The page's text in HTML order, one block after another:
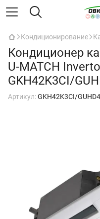
Кондиционирование
Кондиционер
U-MATCH
GKH42K3CI/
Артикул:GKH42K3CI/